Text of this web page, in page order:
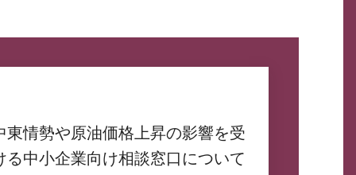
東情勢や原油価格上昇の影響を受
る中小企業向け相談窓口について